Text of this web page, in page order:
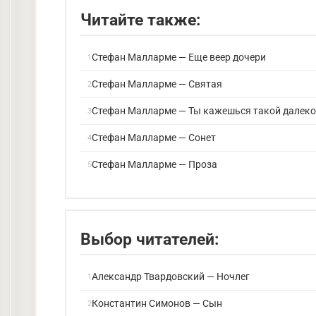
Читайте также:
Стефан Малларме — Еще веер дочери
Стефан Малларме — Святая
Стефан Малларме — Ты кажешься такой
Стефан Малларме — Сонет
Стефан Малларме — Проза
Выбор читателей:
Александр Твардовский — Ночлег
Константин Симонов — Сын